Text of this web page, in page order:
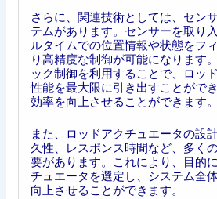
さらに、関連技術としては、セン
テムがあります。センサーを取り
ルタイムでの位置情報や状態をフ
り高精度な制御が可能になります
ック制御を利用することで、ロッ
性能を最大限に引き出すことがで
効率を向上させることができます。
また、ロッドアクチュエータの設
久性、レスポンス時間など、多く
要があります。これにより、目的
チュエータを選定し、システム全
向上させることができます。